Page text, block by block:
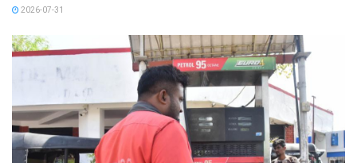
2026-07-31